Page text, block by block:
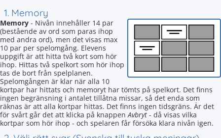
1. Memory
Memory - Nivån innehåller 14 par
(bestående av ord som paras ihop
med andra ord), men det visas max
10 par per spelomgång. Elevens
uppgift är att hitta två kort som hör
ihop. Hittas två spelkort som hör ihop
tas de bort från spelplanen.
Spelomgången är klar när alla 10
kortpar har hittats och memoryt har tömts på spelkort. Det finns
ingen begränsning i antalet tillåtna missar, så det enda som
räknas är att alla kortpar hittas. Det finns ingen tidsgräns. Är det
för svårt går det att klicka på knappenAvbryt - då visas vilka
kortpar som hör ihop - och spelaren får försöka klara nivån igen.